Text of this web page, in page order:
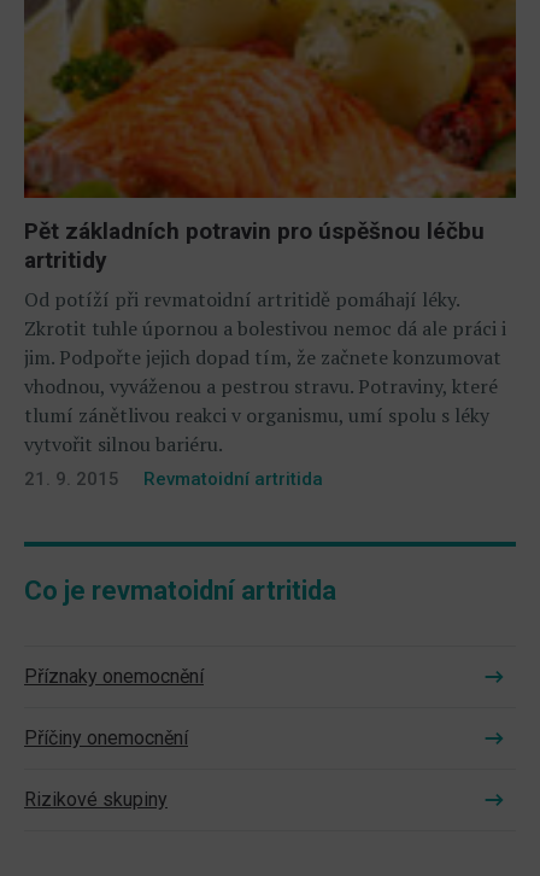
Pět základních potravin pro úspěšnou léčbu
artritidy
Od potíží při revmatoidní artritidě pomáhají léky.
Zkrotit tuhle úpornou a bolestivou nemoc dá ale práci i
jim. Podpořte jejich dopad tím, že začnete konzumovat
vhodnou, vyváženou a pestrou stravu. Potraviny, které
tlumí zánětlivou reakci v organismu, umí spolu s léky
vytvořit silnou bariéru.
21. 9. 2015 Revmatoidní artritida
Co je revmatoidní artritida
Příznaky onemocnění
Příčiny onemocnění
Rizikové skupiny